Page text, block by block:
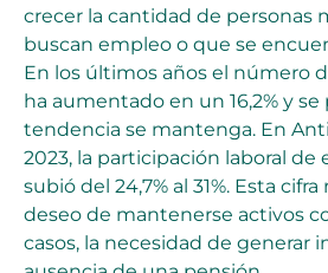
crecer la cantidad de personas
buscan empleo o que se
En los últimos años el número
ha aumentado en un 16,2% y
tendencia se mantenga. En
2023, la participación laboral de
subió del 24,7% al 31%. Esta
deseo de mantenerse activos
casos, la necesidad de generar